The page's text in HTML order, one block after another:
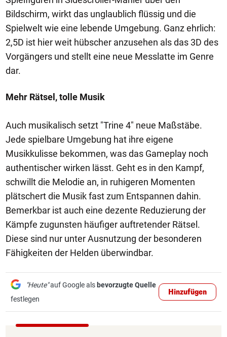
Bildschirm, wirkt das unglaublich flüssig und die
Spielwelt wie eine lebende Umgebung. Ganz ehrlich:
2,5D ist hier weit hübscher anzusehen als das 3D des
Vorgängers und stellt eine neue Messlatte im Genre
dar.
Mehr Rätsel, tolle Musik
Auch musikalisch setzt "Trine 4" neue Maßstäbe.
Jede spielbare Umgebung hat ihre eigene
Musikkulisse bekommen, was das Gameplay noch
authentischer wirken lässt. Geht es in den Kampf,
schwillt die Melodie an, in ruhigeren Momenten
plätschert die Musik fast zum Entspannen dahin.
Bemerkbar ist auch eine dezente Reduzierung der
Kämpfe zugunsten häufiger auftretender Rätsel.
Diese sind nur unter Ausnutzung der besonderen
Fähigkeiten der Helden überwindbar.
"Heute"auf Google als bevorzugte Quelle
festlegen
Hinzufügen